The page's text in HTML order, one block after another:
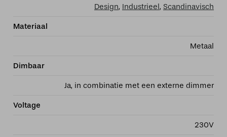
Design, Industrieel, Scandinavisch
Materiaal
Metaal
Dimbaar
Ja, in combinatie met een externe dimmer
Voltage
230V